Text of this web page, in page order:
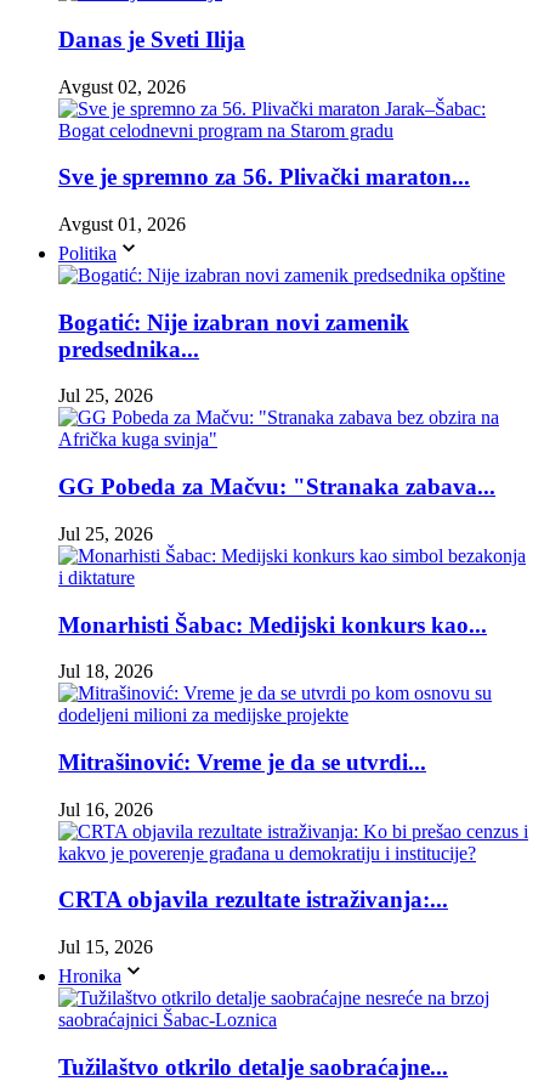
Danas je Sveti Ilija
Avgust 02, 2026
Sve je spremno za 56. Plivački maraton...
Avgust 01, 2026
Politika
Bogatić: Nije izabran novi zamenik
predsednika...
Jul 25, 2026
GG Pobeda za Mačvu: "Stranaka zabava...
Jul 25, 2026
Monarhisti Šabac: Medijski konkurs kao...
Jul 18, 2026
Mitrašinović: Vreme je da se utvrdi...
Jul 16, 2026
CRTA objavila rezultate istraživanja:...
Jul 15, 2026
Hronika
Tužilaštvo otkrilo detalje saobraćajne...